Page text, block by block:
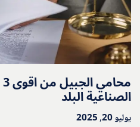
الصناعية البلد
يوليو 20, 2025